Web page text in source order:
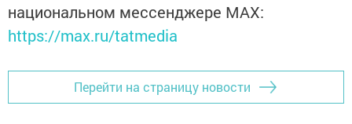
национальном мессенджере MАХ:
https://max.ru/tatmedia
Перейти на страницу новости